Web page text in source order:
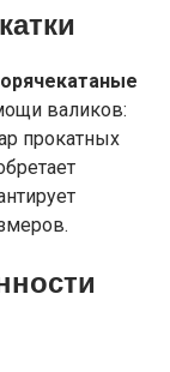
валиков:
прокатных